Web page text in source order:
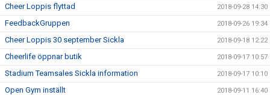
Cheer Loppis flyttad 2018-09-28 14:30
FeedbackGruppen 2018-09-26 19:34
Cheer Loppis 30 september Sickla 2018-09-18 12:22
Cheerlife öppnar butik 2018-09-17 10:57
Stadium Teamsales Sickla information 2018-09-17 10:10
Open Gym inställt 2018-09-11 16:40